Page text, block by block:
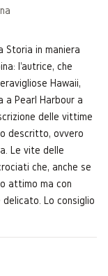
Storia in maniera
l'autrice, che
Hawaii,
Pearl Harbour a
delle vittime
descritto, ovvero
Le vite delle
che, anche se
attimo ma con
Lo consiglio